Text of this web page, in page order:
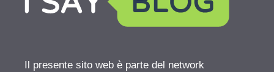
Il presente sito web è parte del network